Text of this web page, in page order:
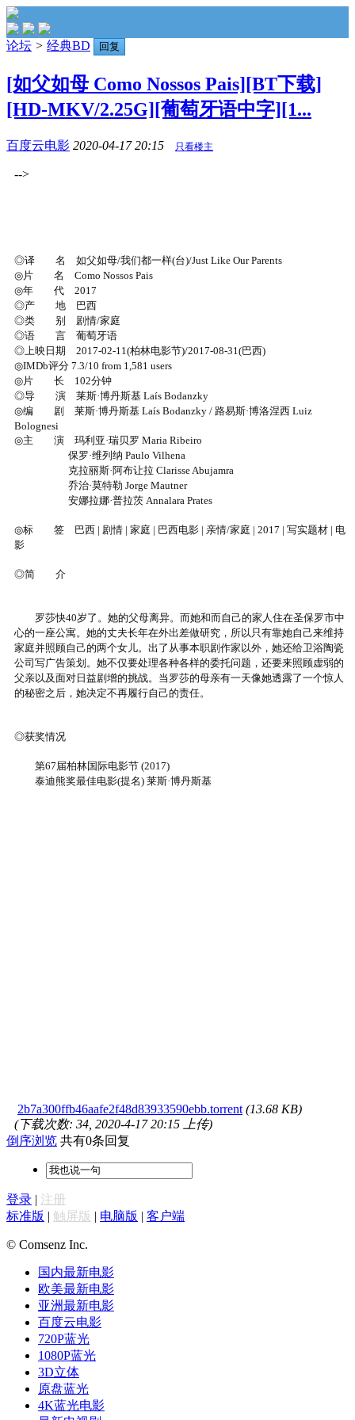
论坛 > 经典BD 回复
[如父如母 Como Nossos Pais][BT下载]
[HD-MKV/2.25G][葡萄牙语中字][1...
百度云电影 2020-04-17 20:15 只看楼主
-->
◎译 名 如父如母/我们都一样(台)/Just Like Our Parents
◎片 名 Como Nossos Pais
◎年 代 2017
◎产 地 巴西
◎类 别 剧情/家庭
◎语 言 葡萄牙语
◎上映日期 2017-02-11(柏林电影节)/2017-08-31(巴西)
◎IMDb评分 7.3/10 from 1,581 users
◎片 长 102分钟
◎导 演 莱斯·博丹斯基 Laís Bodanzky
◎编 剧 莱斯·博丹斯基 Laís Bodanzky / 路易斯·博洛涅西 Luiz
Bolognesi
◎主 演 玛利亚·瑞贝罗 Maria Ribeiro
保罗·维列纳 Paulo Vilhena
克拉丽斯·阿布让拉 Clarisse Abujamra
乔治·莫特勒 Jorge Mautner
安娜拉娜·普拉茨 Annalara Prates
◎标 签 巴西 | 剧情 | 家庭 | 巴西电影 | 亲情/家庭 | 2017 | 写实题材 | 电
影
◎简 介
罗莎快40岁了。她的父母离异。而她和而自己的家人住在圣保罗市中
心的一座公寓。她的丈夫长年在外出差做研究，所以只有靠她自己来维持
家庭并照顾自己的两个女儿。出了从事本职剧作家以外，她还给卫浴陶瓷
公司写广告策划。她不仅要处理各种各样的委托问题，还要来照顾虚弱的
父亲以及面对日益剧增的挑战。当罗莎的母亲有一天像她透露了一个惊人
的秘密之后，她决定不再履行自己的责任。
◎获奖情况
第67届柏林国际电影节 (2017)
泰迪熊奖最佳电影(提名) 莱斯·博丹斯基
2b7a300ffb46aafe2f48d83933590ebb.torrent (13.68 KB)
(下载次数: 34, 2020-4-17 20:15 上传)
倒序浏览 共有0条回复
登录 | 注册
标准版 | 触屏版 | 电脑版 | 客户端
© Comsenz Inc.
国内最新电影
欧美最新电影
亚洲最新电影
百度云电影
720P蓝光
1080P蓝光
3D立体
原盘蓝光
4K蓝光电影